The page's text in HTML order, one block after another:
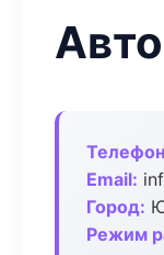
Email:
Город:
Режим